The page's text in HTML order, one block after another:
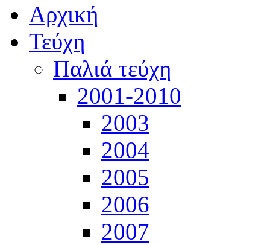
Αρχική
Τεύχη
Παλιά τεύχη
2001-2010
2003
2004
2005
2006
2007